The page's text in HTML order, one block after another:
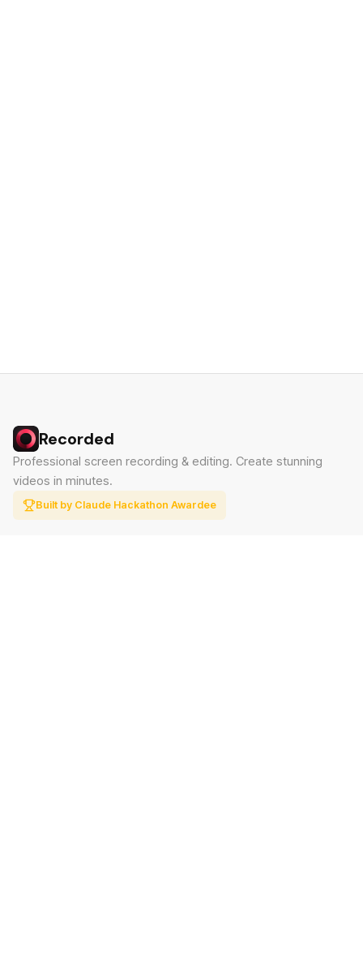
Recorded
Professional screen recording & editing. Create stunning
videos in minutes.
Built by Claude Hackathon Awardee